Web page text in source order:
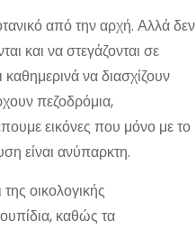
από την αρχή. Αλλά δεν
και να στεγάζονται σε
να διασχίζουν
πεζοδρόμια,
εικόνες που μόνο με το
είναι ανύπαρκτη.
οικολογικής
καθώς τα